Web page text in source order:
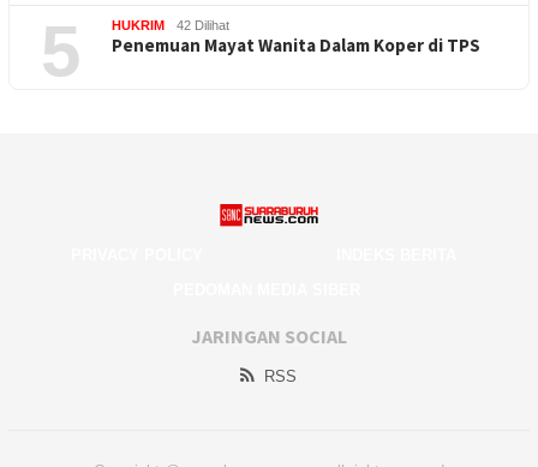
5 HUKRIM 42 Dilihat
Penemuan Mayat Wanita Dalam Koper di TPS
JARINGAN SOCIAL
RSS